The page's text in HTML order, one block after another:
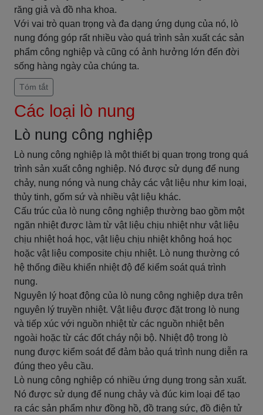
răng giả và đồ nha khoa.
Với vai trò quan trọng và đa dạng ứng dụng của nó, lò
nung đóng góp rất nhiều vào quá trình sản xuất các sản
phẩm công nghiệp và cũng có ảnh hưởng lớn đến đời
sống hàng ngày của chúng ta.
Tóm tắt
Các loại lò nung
Lò nung công nghiệp
Lò nung công nghiệp là một thiết bị quan trọng trong quá
trình sản xuất công nghiệp. Nó được sử dụng để nung
chảy, nung nóng và nung chảy các vật liệu như kim loại,
thủy tinh, gốm sứ và nhiều vật liệu khác.
Cấu trúc của lò nung công nghiệp thường bao gồm một
ngăn nhiệt được làm từ vật liệu chịu nhiệt như vật liệu
chịu nhiệt hoá học, vật liệu chịu nhiệt không hoá học
hoặc vật liệu composite chịu nhiệt. Lò nung thường có
hệ thống điều khiển nhiệt độ để kiểm soát quá trình
nung.
Nguyên lý hoạt động của lò nung công nghiệp dựa trên
nguyên lý truyền nhiệt. Vật liệu được đặt trong lò nung
và tiếp xúc với nguồn nhiệt từ các nguồn nhiệt bên
ngoài hoặc từ các đốt cháy nội bộ. Nhiệt độ trong lò
nung được kiểm soát để đảm bảo quá trình nung diễn ra
đúng theo yêu cầu.
Lò nung công nghiệp có nhiều ứng dụng trong sản xuất.
Nó được sử dụng để nung chảy và đúc kim loại để tạo
ra các sản phẩm như đồng hồ, đồ trang sức, đồ điện tử